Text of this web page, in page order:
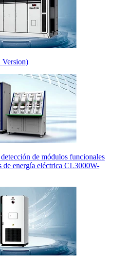
de módulos funcionales
de energía eléctrica CL3000W-